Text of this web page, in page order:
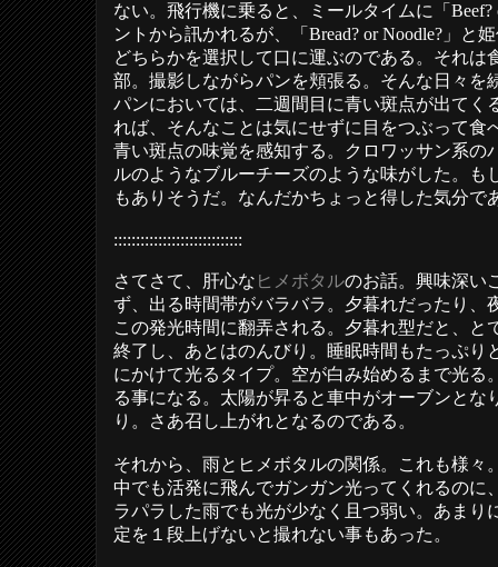
ない。飛行機に乗ると、ミールタイムに「
ントから訊かれるが、「Bread? or Noodle?」と
どちらかを選択して口に運ぶのである。それは
部。撮影しながらパンを頬張る。そんな日々を
パンにおいては、二週間目に青い斑点が出てく
れば、そんなことは気にせずに目をつぶって食
青い斑点の味覚を感知する。クロワッサン系の
ルのようなブルーチーズのような味がした。も
もありそうだ。なんだかちょっと得した気分で
:::::::::::::::::::::::::::::
さてさて、肝心な ヒメボタルのお話。興味深い
ず、出る時間帯がバラバラ。夕暮れだったり、
この発光時間に翻弄される。夕暮れ型だと、と
終了し、あとはのんびり。睡眠時間もたっぷり
にかけて光るタイプ。空が白み始めるまで光る
る事になる。太陽が昇ると車中がオーブンとな
り。さあ召し上がれとなるのである。
それから、雨とヒメボタルの関係。これも様々
中でも活発に飛んでガンガン光ってくれるのに
ラパラした雨でも光が少なく且つ弱い。あまり
定を１段上げないと撮れない事もあった。